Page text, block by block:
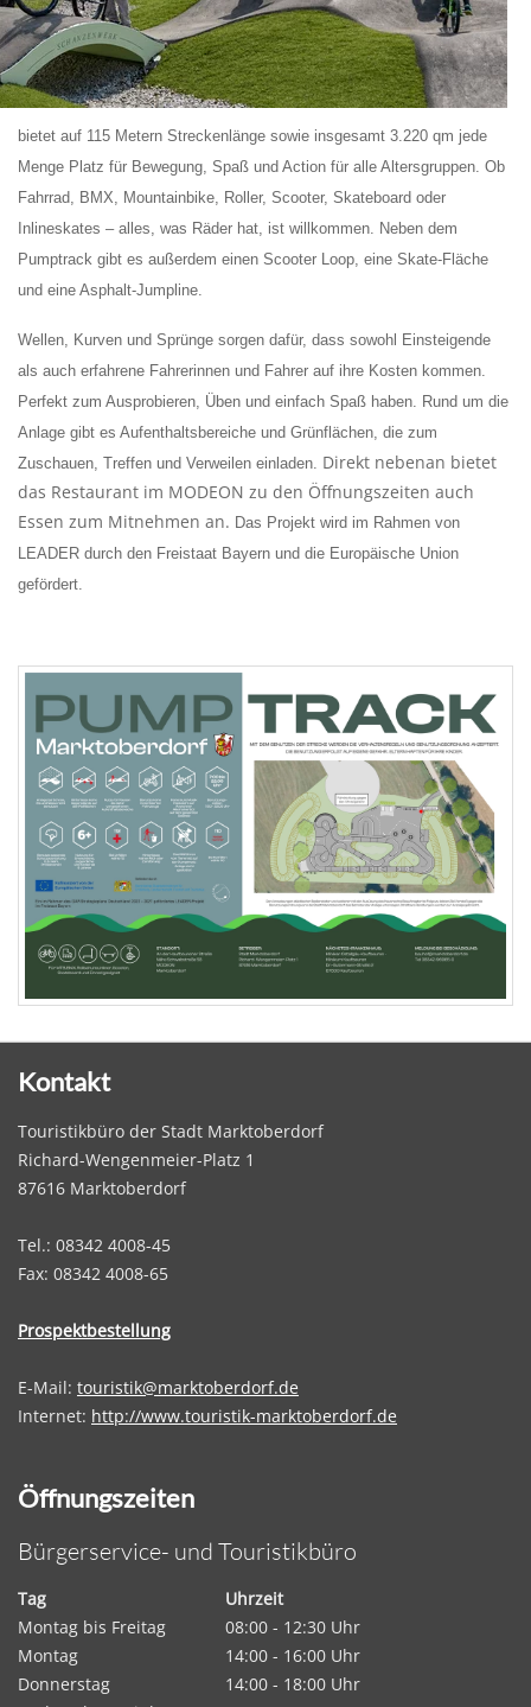
bietet auf 115 Metern Streckenlänge sowie insgesamt 3.220 qm jede
Menge Platz für Bewegung, Spaß und Action für alle Altersgruppen. Ob
Fahrrad, BMX, Mountainbike, Roller, Scooter, Skateboard oder
Inlineskates – alles, was Räder hat, ist willkommen. Neben dem
Pumptrack gibt es außerdem einen Scooter Loop, eine Skate-Fläche
und eine Asphalt-Jumpline.
Wellen, Kurven und Sprünge sorgen dafür, dass sowohl Einsteigende
als auch erfahrene Fahrerinnen und Fahrer auf ihre Kosten kommen.
Perfekt zum Ausprobieren, Üben und einfach Spaß haben. Rund um die
Anlage gibt es Aufenthaltsbereiche und Grünflächen, die zum
Zuschauen, Treffen und Verweilen einladen. Direkt nebenan bietet
das Restaurant im MODEON zu den Öffnungszeiten auch
Essen zum Mitnehmen an. Das Projekt wird im Rahmen von
LEADER durch den Freistaat Bayern und die Europäische Union
gefördert.
Kontakt
Touristikbüro der Stadt Marktoberdorf
Richard-Wengenmeier-Platz 1
87616 Marktoberdorf
Tel.: 08342 4008-45
Fax: 08342 4008-65
Prospektbestellung
E-Mail: touristik@marktoberdorf.de
Internet: http://www.touristik-marktoberdorf.de
Öffnungszeiten
Bürgerservice- und Touristikbüro
Tag
Uhrzeit
Montag bis Freitag
08:00 - 12:30 Uhr
Montag
14:00 - 16:00 Uhr
Donnerstag
14:00 - 18:00 Uhr